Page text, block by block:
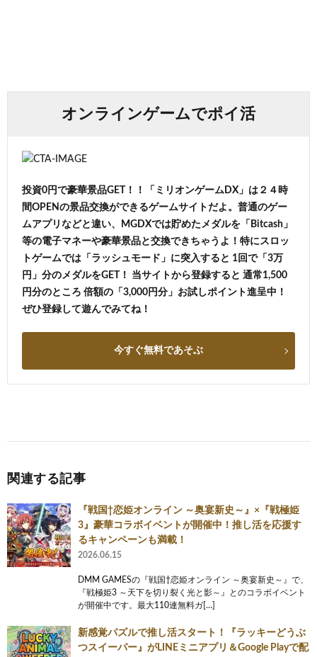
オンラインゲームでポイ活
投資0円で豪華景品GET！！「ミリオンゲームDX」は２４時
間OPENの景品交換ができるゲームサイトだよ。普通のゲー
ムアプリなどと違い、MGDXでは貯めたメダルを「Bitcash」
等の電子マネーや豪華景品と交換できちゃうよ！特にスロッ
トゲームでは「ラッシュモード」に突入すると 1回で「3万
円」分のメダルをGET！ 当サイトから登録すると 通常1,500
円分のところ 倍額の「3,000円分」お試しポイント進呈中！
ぜひ登録して遊んでみてね！
今すぐ無料であそぶ
関連する記事
『戦国†恋姫オンライン ～奥宴新史～』×『戦極姫
3』豪華コラボイベントが開催中！推し活を応援す
るキャンペーンも満載！
2026.06.15
DMM GAMESの『戦国†恋姫オンライン ～奥宴新史～』で、
『戦極姫3 ～天下を切り裂く光と影～』とのコラボイベント
が開催中です。最大110連無料ガ[…]
新感覚パズルで推し活スタート！『ラッキーどうぶ
つスイーパー』がLINEミニアプリ＆Google Playで配